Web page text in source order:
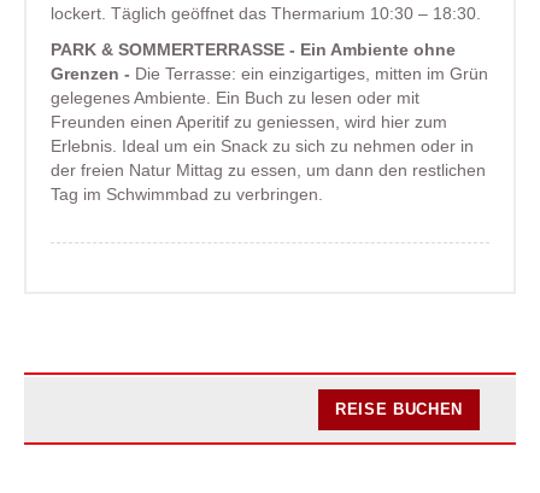
lockert. Täglich geöffnet das Thermarium 10:30 – 18:30.
PARK & SOMMERTERRASSE - Ein Ambiente ohne
Grenzen - Die Terrasse: ein einzigartiges, mitten im Grün
gelegenes Ambiente. Ein Buch zu lesen oder mit
Freunden einen Aperitif zu geniessen, wird hier zum
Erlebnis. Ideal um ein Snack zu sich zu nehmen oder in
der freien Natur Mittag zu essen, um dann den restlichen
Tag im Schwimmbad zu verbringen.
REISE BUCHEN